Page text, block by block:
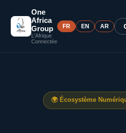
One
Africa
Group
L'Afrique
Connectée
FR EN AR
🌍 Écosystème